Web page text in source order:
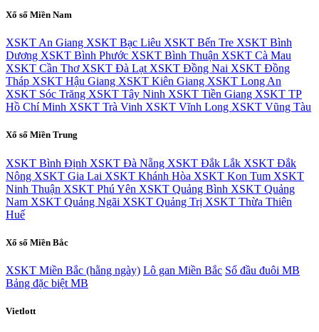
Xổ số Miền Nam
XSKT An Giang XSKT Bạc Liêu XSKT Bến Tre XSKT Bình
Dương XSKT Bình Phước XSKT Bình Thuận XSKT Cà Mau
XSKT Cần Thơ XSKT Đà Lạt XSKT Đồng Nai XSKT Đồng
Tháp XSKT Hậu Giang XSKT Kiên Giang XSKT Long An
XSKT Sóc Trăng XSKT Tây Ninh XSKT Tiền Giang XSKT TP
Hồ Chí Minh XSKT Trà Vinh XSKT Vĩnh Long XSKT Vũng Tàu
Xổ số Miền Trung
XSKT Bình Định XSKT Đà Nẵng XSKT Đắk Lắk XSKT Đắk
Nông XSKT Gia Lai XSKT Khánh Hòa XSKT Kon Tum XSKT
Ninh Thuận XSKT Phú Yên XSKT Quảng Bình XSKT Quảng
Nam XSKT Quảng Ngãi XSKT Quảng Trị XSKT Thừa Thiên
Huế
Xổ số Miền Bắc
XSKT Miền Bắc (hằng ngày) Lô gan Miền Bắc Sổ đầu đuôi MB
Bảng đặc biệt MB
Vietlott